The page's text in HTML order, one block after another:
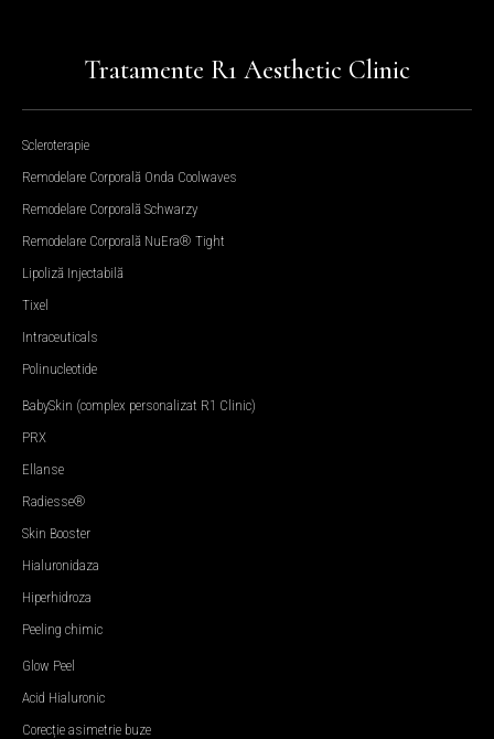
Tratamente R1 Aesthetic Clinic
Glow Peel
Acid Hialuronic
Corecție asimetrie buze
BabySkin (complex personalizat R1 Clinic)
PRX
Ellanse
Radiesse®
Skin Booster
Hialuronidaza
Hiperhidroza
Peeling chimic
Scleroterapie
Remodelare Corporală Onda Coolwaves
Remodelare Corporală Schwarzy
Remodelare Corporală NuEra® Tight
Lipoliză Injectabilă
Tixel
Intraceuticals
Polinucleotide